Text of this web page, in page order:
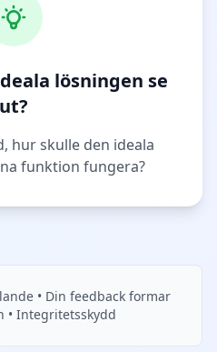
lösningen se
ut?
hur skulle den ideala
funktion fungera?
• Din feedback formar
• Integritetsskydd